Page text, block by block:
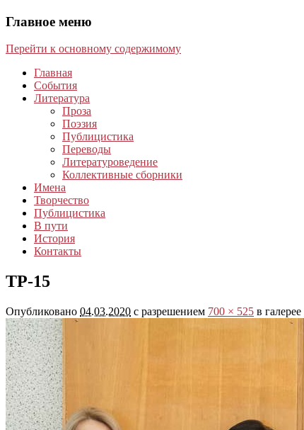
Главное меню
Перейти к основному содержимому
Главная
События
Литература
Проза
Поэзия
Публицистика
Переводы
Литературоведение
Коллективные сборники
Имена
Творчество
Публицистика
В пути
История
Контакты
ТР-15
Опубликовано 04.03.2020 с разрешением 700 × 525 в галерее